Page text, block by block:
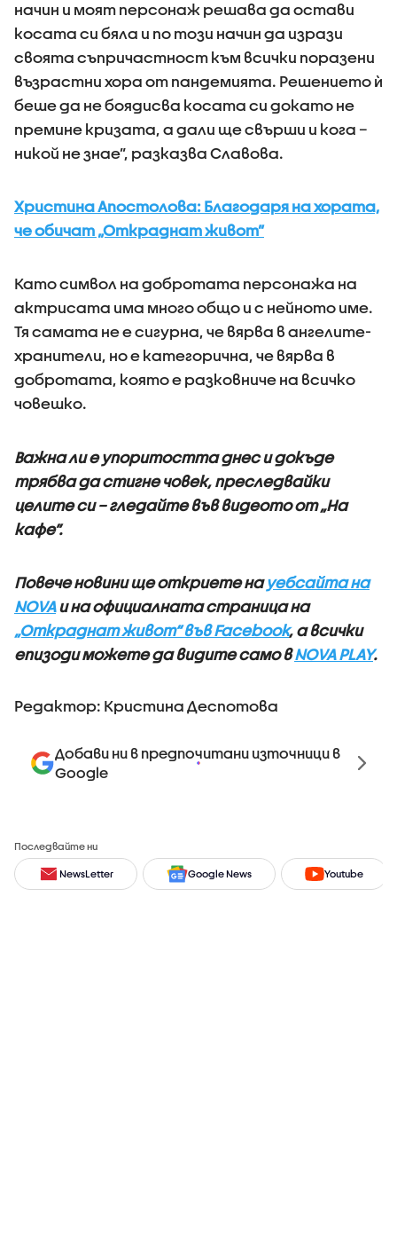
начин и моят персонаж решава да остави
косата си бяла и по този начин да изрази
своята съпричастност към всички поразени
възрастни хора от пандемията. Решението ѝ
беше да не боядисва косата си докато не
премине кризата, а дали ще свърши и кога –
никой не знае”, разказва Славова.
Христина Апостолова: Благодаря на хората,
че обичат „Откраднат живот”
Като символ на добротата персонажа на
актрисата има много общо и с нейното име.
Тя самата не е сигурна, че вярва в ангелите-
хранители, но е категорична, че вярва в
добротата, която е разковниче на всичко
човешко.
Важна ли е упоритостта днес и докъде
трябва да стигне човек, преследвайки
целите си – гледайте във видеото от „На
кафе”.
Повече новини ще откриете науебсайта на
NOVAи на официалната страница на
„Откраднат живот“ във Facebook, а всички
епизоди можете да видите само вNOVA PLAY.
Редактор: Кристина Деспотова
Добави ни в предпочитани източници в
Google
Последвайте ни
NewsLetter Google News Youtube